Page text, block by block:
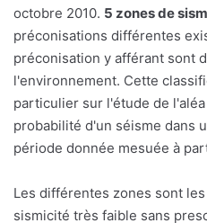
octobre 2010. 5 zones de
préconisations différentes
préconisation y afférant sont
l'environnement. Cette
particulier sur l'étude de
probabilité d'un séisme dans
période donnée mesuée à
Les différentes zones sont
sismicité très faible sans